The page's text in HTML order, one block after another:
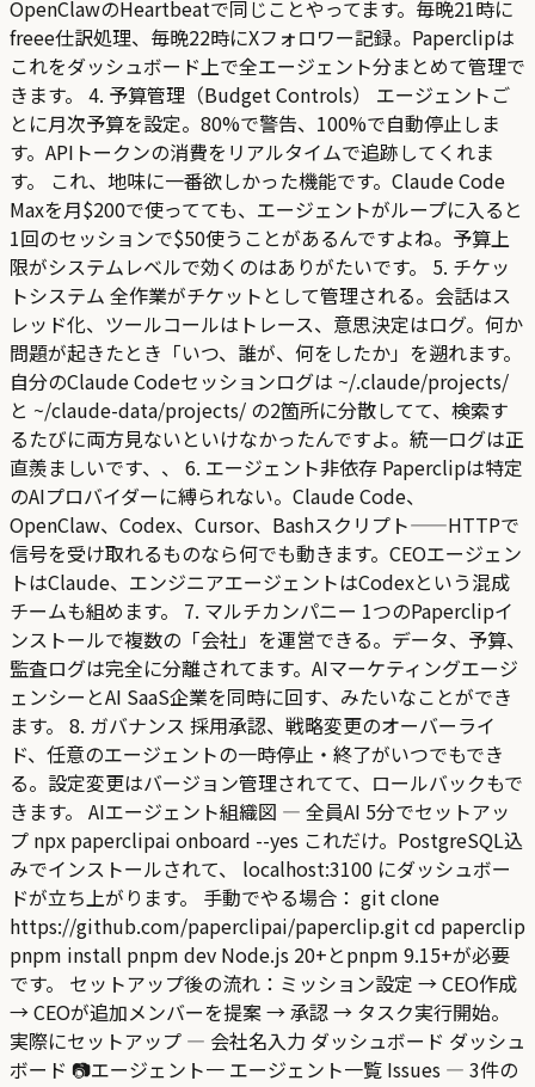
OpenClawのHeartbeatで同じことやってます。毎晩21時に
freee仕訳処理、毎晩22時にXフォロワー記録。Paperclipは
これをダッシュボード上で全エージェント分まとめて管理で
きます。 4. 予算管理（Budget Controls） エージェントご
とに月次予算を設定。80%で警告、100%で自動停止しま
す。APIトークンの消費をリアルタイムで追跡してくれま
す。 これ、地味に一番欲しかった機能です。Claude Code
Maxを月$200で使ってても、エージェントがループに入ると
1回のセッションで$50使うことがあるんですよね。予算上
限がシステムレベルで効くのはありがたいです。 5. チケッ
トシステム 全作業がチケットとして管理される。会話はス
レッド化、ツールコールはトレース、意思決定はログ。何か
問題が起きたとき「いつ、誰が、何をしたか」を遡れます。
自分のClaude Codeセッションログは ~/.claude/projects/
と ~/claude-data/projects/ の2箇所に分散してて、検索す
るたびに両方見ないといけなかったんですよ。統一ログは正
直羨ましいです、、 6. エージェント非依存 Paperclipは特定
のAIプロバイダーに縛られない。Claude Code、
OpenClaw、Codex、Cursor、Bashスクリプト——HTTPで
信号を受け取れるものなら何でも動きます。CEOエージェン
トはClaude、エンジニアエージェントはCodexという混成
チームも組めます。 7. マルチカンパニー 1つのPaperclipイ
ンストールで複数の「会社」を運営できる。データ、予算、
監査ログは完全に分離されてます。AIマーケティングエージ
ェンシーとAI SaaS企業を同時に回す、みたいなことができ
ます。 8. ガバナンス 採用承認、戦略変更のオーバーライ
ド、任意のエージェントの一時停止・終了がいつでもでき
る。設定変更はバージョン管理されてて、ロールバックもで
きます。 AIエージェント組織図 — 全員AI 5分でセットアッ
プ npx paperclipai onboard --yes これだけ。PostgreSQL込
みでインストールされて、 localhost:3100 にダッシュボー
ドが立ち上がります。 手動でやる場合： git clone
https://github.com/paperclipai/paperclip.git cd paperclip
pnpm install pnpm dev Node.js 20+とpnpm 9.15+が必要
です。 セットアップ後の流れ：ミッション設定 → CEO作成
→ CEOが追加メンバーを提案 → 承認 → タスク実行開始。
実際にセットアップ — 会社名入力 ダッシュボード ダッシュ
ボード 📷エージェント一 エージェント一覧 Issues — 3件の